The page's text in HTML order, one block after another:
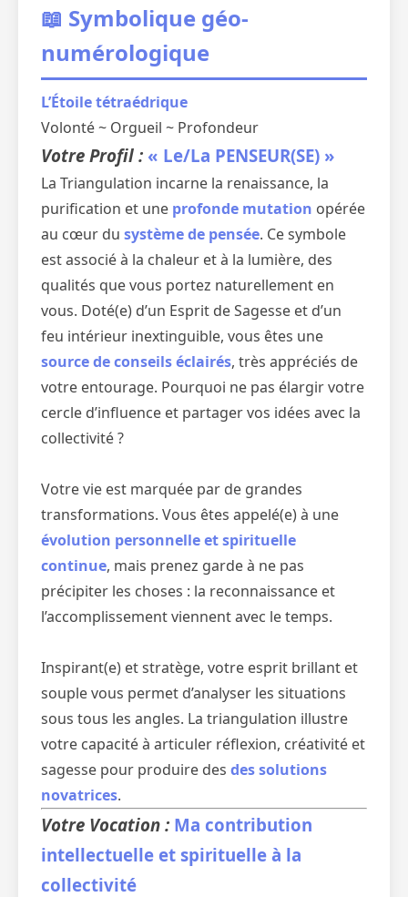
📖 Symbolique géo-
numérologique
L’Étoile tétraédrique
Volonté ~ Orgueil ~ Profondeur
Votre Profil : « Le/La PENSEUR(SE) »
La Triangulation incarne la renaissance, la
purification et une profonde mutation opérée
au cœur du système de pensée. Ce symbole
est associé à la chaleur et à la lumière, des
qualités que vous portez naturellement en
vous. Doté(e) d’un Esprit de Sagesse et d’un
feu intérieur inextinguible, vous êtes une
source de conseils éclairés, très appréciés de
votre entourage. Pourquoi ne pas élargir votre
cercle d’influence et partager vos idées avec la
collectivité ?
Votre vie est marquée par de grandes
transformations. Vous êtes appelé(e) à une
évolution personnelle et spirituelle
continue, mais prenez garde à ne pas
précipiter les choses : la reconnaissance et
l’accomplissement viennent avec le temps.
Inspirant(e) et stratège, votre esprit brillant et
souple vous permet d’analyser les situations
sous tous les angles. La triangulation illustre
votre capacité à articuler réflexion, créativité et
sagesse pour produire des des solutions
novatrices.
Votre Vocation : Ma contribution
intellectuelle et spirituelle à la
collectivité